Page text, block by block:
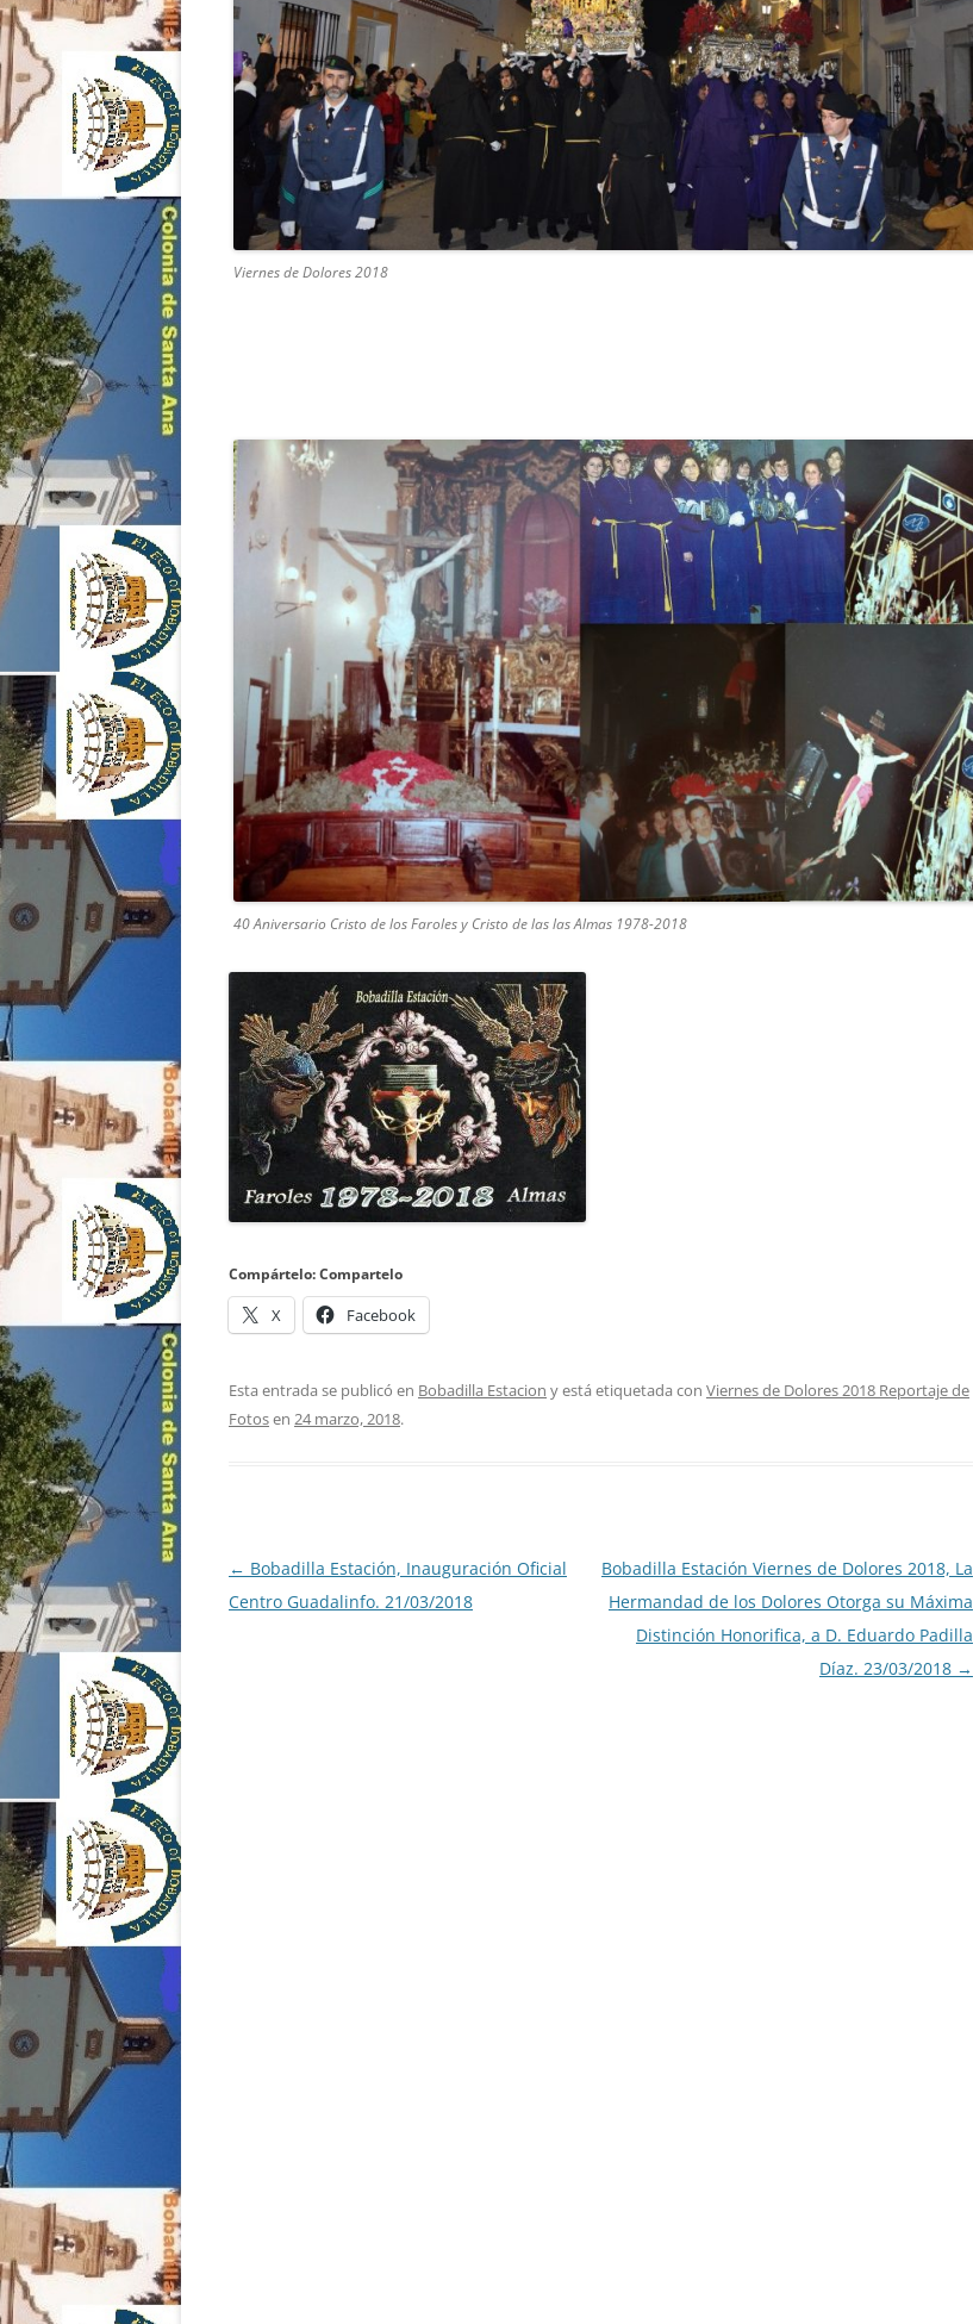
Viernes de Dolores 2018
40 Aniversario Cristo de los Faroles y Cristo de las las Almas 1978-2018
Compártelo: Compartelo
X Facebook
Esta entrada se publicó en Bobadilla Estacion y está etiquetada con Viernes de Dolores 2018 Reportaje de
Fotosen 24 marzo, 2018.
Navegación
de
← Bobadilla Estación, Inauguración Oficial
Centro Guadalinfo. 21/03/2018
Bobadilla Estación Viernes de Dolores 2018, La
Hermandad de los Dolores Otorga su Máxima
Distinción Honorifica, a D. Eduardo Padilla
Díaz. 23/03/2018 →